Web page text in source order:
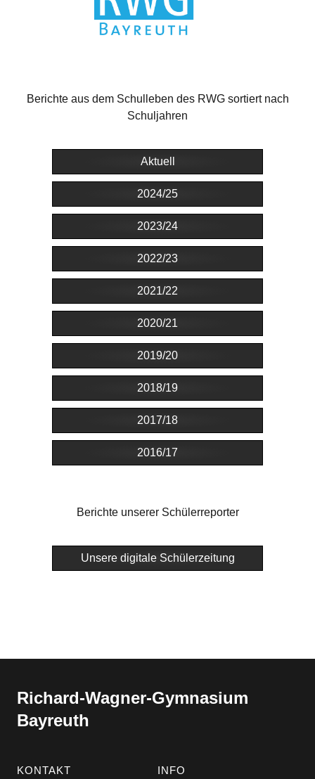
Berichte aus dem Schulleben des RWG sortiert nach
Schuljahren
Aktuell
2024/25
2023/24
2022/23
2021/22
2020/21
2019/20
2018/19
2017/18
2016/17
Berichte unserer Schülerreporter
Unsere digitale Schülerzeitung
Richard-​​Wagner-​​Gymnasium
Bayreuth
KONTAKT INFO